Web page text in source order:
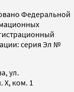
Федеральной
серия Эл №
ул.
X, ком. 1